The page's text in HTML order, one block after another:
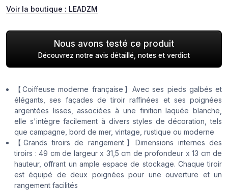
Voir la boutique : LEADZM
Nous avons testé ce produit
Découvrez notre avis détaillé, notes et verdict
【Coiffeuse moderne française】Avec ses pieds galbés et
élégants, ses façades de tiroir raffinées et ses poignées
argentées lisses, associées à une finition laquée blanche,
elle s'intègre facilement à divers styles de décoration, tels
que campagne, bord de mer, vintage, rustique ou moderne
【Grands tiroirs de rangement】Dimensions internes des
tiroirs : 49 cm de largeur x 31,5 cm de profondeur x 13 cm de
hauteur, offrant un ample espace de stockage. Chaque tiroir
est équipé de deux poignées pour une ouverture et un
rangement facilités